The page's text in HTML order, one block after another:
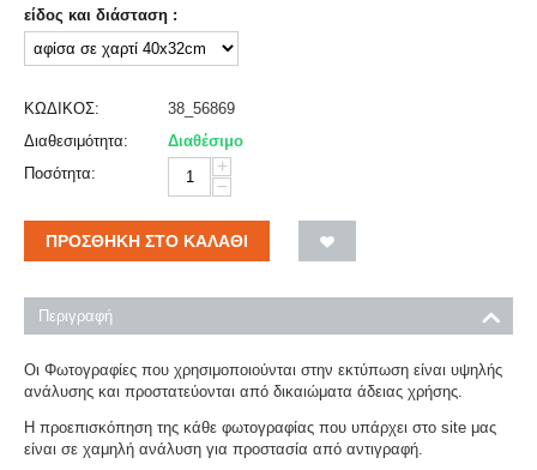
είδος και διάσταση :
ΚΩΔΙΚΟΣ:
38_56869
Διαθεσιμότητα:
Διαθέσιμο
Ποσότητα:
+
−
ΠΡΟΣΘΉΚΗ ΣΤΟ ΚΑΛΆΘΙ
Περιγραφή
Οι Φωτογραφίες που χρησιμοποιούνται στην εκτύπωση είναι υψηλής
ανάλυσης και προστατεύονται από δικαιώματα άδειας χρήσης.
Η προεπισκόπηση της κάθε φωτογραφίας που υπάρχει στο site μας
είναι σε χαμηλή ανάλυση για προστασία από αντιγραφή.